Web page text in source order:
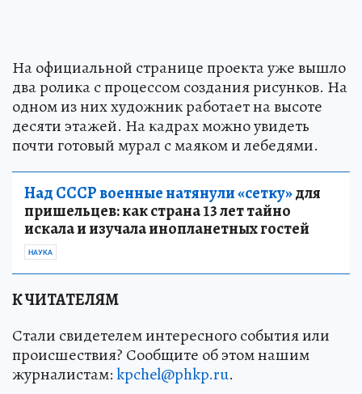
На официальной странице проекта уже вышло
два ролика с процессом создания рисунков. На
одном из них художник работает на высоте
десяти этажей. На кадрах можно увидеть
почти готовый мурал с маяком и лебедями.
Над СССР военные натянули «сетку»для
пришельцев: как страна 13 лет тайно
искала и изучала инопланетных гостей
НАУКА
К ЧИТАТЕЛЯМ
Стали свидетелем интересного события или
происшествия? Сообщите об этом нашим
журналистам:kpchel@phkp.ru.